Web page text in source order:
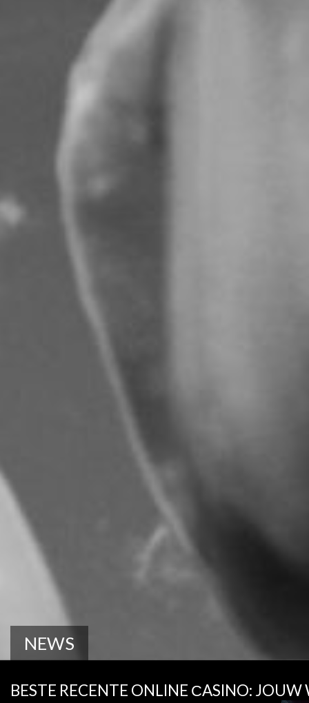
NEWS
BESTE RECENTE ONLINE СASINO: